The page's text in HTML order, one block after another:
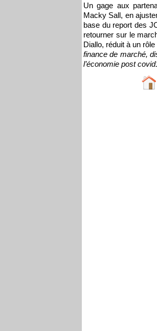
Un gage aux
Macky Sall, en
base du report des
retourner sur le
Diallo, réduit à un
finance de marché,
l’économie post